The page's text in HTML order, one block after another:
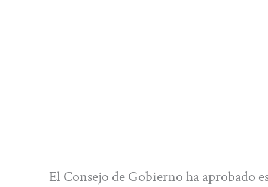
El Consejo de Gobierno ha aprobado